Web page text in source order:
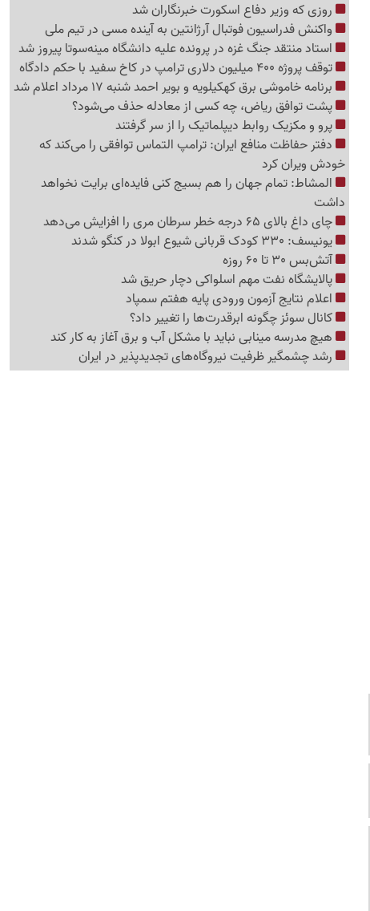
روزی که وزیر دفاع اسکورت خبرنگاران شد
واکنش فدراسیون فوتبال آرژانتین به آینده مسی در تیم ملی
استاد منتقد جنگ غزه در پرونده علیه دانشگاه مینه‌سوتا پیروز شد
توقف پروژه 400 میلیون دلاری ترامپ در کاخ سفید با حکم دادگاه
برنامه خاموشی برق کهکیلویه و بویر احمد شنبه 17 مرداد اعلام شد
پشت توافق ریاض، چه کسی از معادله حذف می‌شود؟
پرو و مکزیک روابط دیپلماتیک را از سر گرفتند
دفتر حفاظت منافع ایران: ترامپ التماس توافقی را می‌کند که
خودش ویران کرد
المشاط: تمام جهان را هم بسیج کنی فایده‌ای برایت نخواهد
داشت
چای داغ بالای 65 درجه خطر سرطان مری را افزایش می‌دهد
یونیسف: 330 کودک قربانی شیوع ابولا در کنگو شدند
آتش‌بس 30 تا 60 روزه
پالایشگاه نفت مهم اسلواکی دچار حریق شد
اعلام نتایج آزمون ورودی پایه هفتم سمپاد
کانال سوئز چگونه ابرقدرت‌ها را تغییر داد؟
هیچ مدرسه مینابی نباید با مشکل آب و برق آغاز به کار کند
رشد چشمگیر ظرفیت نیروگاه‌های تجدیدپذیر در ایران